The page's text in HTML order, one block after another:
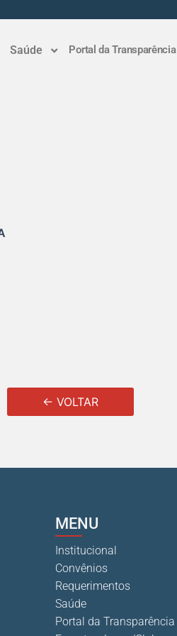
Saúde Portal da Transparência
← VOLTAR
MENU
Institucional
Convênios
Requerimentos
Saúde
Portal da Transparência